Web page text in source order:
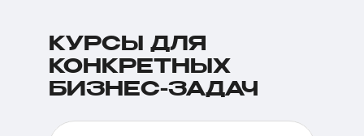
КУРСЫ ДЛЯ
КОНКРЕТНЫХ
БИЗНЕС-ЗАДАЧ